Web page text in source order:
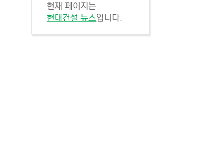
현재 페이지는
현대건설 뉴스입니다.